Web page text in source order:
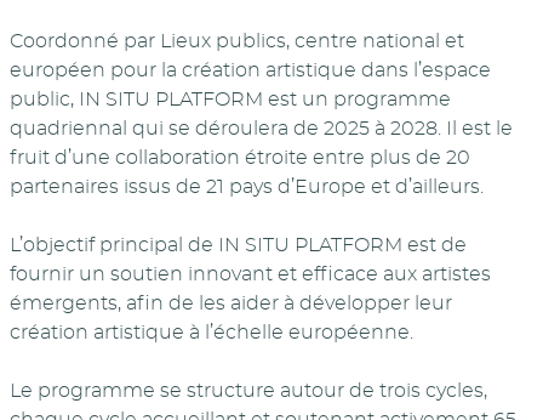
Coordonné par Lieux publics, centre national et
européen pour la création artistique dans l’espace
public, IN SITU PLATFORM est un programme
quadriennal qui se déroulera de 2025 à 2028. Il est le
fruit d’une collaboration étroite entre plus de 20
partenaires issus de 21 pays d’Europe et d’ailleurs.
L’objectif principal de IN SITU PLATFORM est de
fournir un soutien innovant et efficace aux artistes
émergents, afin de les aider à développer leur
création artistique à l’échelle européenne.
Le programme se structure autour de trois cycles,